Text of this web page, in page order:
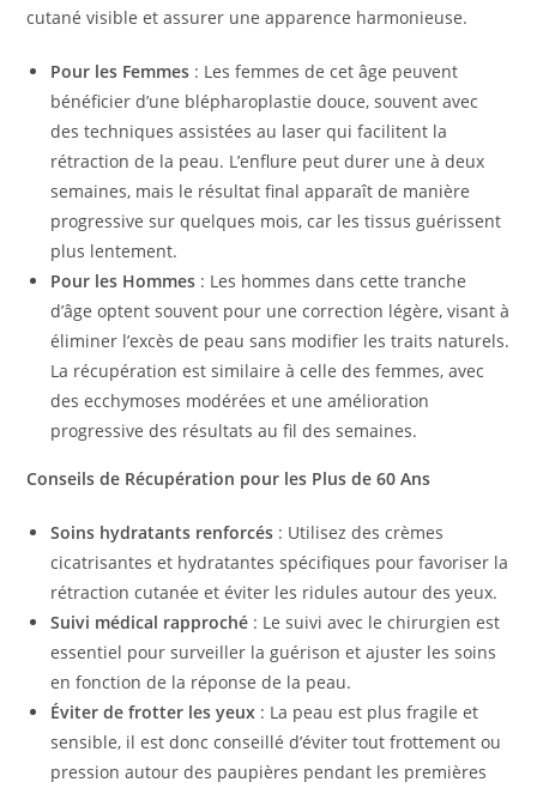
cutané visible et assurer une apparence harmonieuse.
Pour les Femmes : Les femmes de cet âge peuvent
bénéficier d’une blépharoplastie douce, souvent avec
des techniques assistées au laser qui facilitent la
rétraction de la peau. L’enflure peut durer une à deux
semaines, mais le résultat final apparaît de manière
progressive sur quelques mois, car les tissus guérissent
plus lentement.
Pour les Hommes : Les hommes dans cette tranche
d’âge optent souvent pour une correction légère, visant à
éliminer l’excès de peau sans modifier les traits naturels.
La récupération est similaire à celle des femmes, avec
des ecchymoses modérées et une amélioration
progressive des résultats au fil des semaines.
Conseils de Récupération pour les Plus de 60 Ans
Soins hydratants renforcés : Utilisez des crèmes
cicatrisantes et hydratantes spécifiques pour favoriser la
rétraction cutanée et éviter les ridules autour des yeux.
Suivi médical rapproché : Le suivi avec le chirurgien est
essentiel pour surveiller la guérison et ajuster les soins
en fonction de la réponse de la peau.
Éviter de frotter les yeux : La peau est plus fragile et
sensible, il est donc conseillé d’éviter tout frottement ou
pression autour des paupières pendant les premières